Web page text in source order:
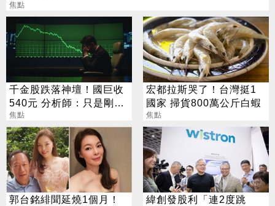
焦點
千金股跌落神壇！國巨收
540元 分析師：只是剛開
始
焦點
宏都拉斯哭了！台灣挺1
國家 掃貨800萬公斤白蝦
焦點
郭台銘緋聞延燒1個月！
緯創發股利「連2度跳